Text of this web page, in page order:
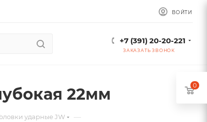
ВОЙТИ
+7 (391) 20-20-221
ЗАКАЗАТЬ ЗВОНОК
22мм
ударные JW —
0